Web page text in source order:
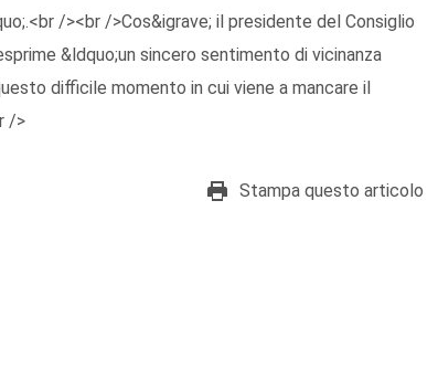
/><br />Cos&igrave; il presidente del Consiglio
&ldquo;un sincero sentimento di vicinanza
difficile momento in cui viene a mancare il
/>
Stampa questo articolo